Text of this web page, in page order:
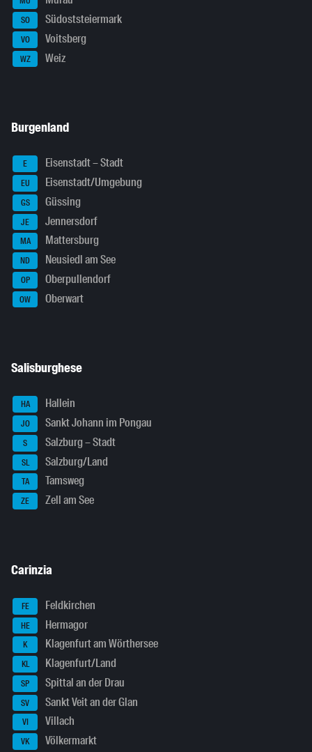
SO Südoststeiermark
VO Voitsberg
WZ Weiz
Burgenland
E Eisenstadt – Stadt
EU Eisenstadt/Umgebung
GS Güssing
JE Jennersdorf
MA Mattersburg
ND Neusiedl am See
OP Oberpullendorf
OW Oberwart
Salisburghese
HA Hallein
JO Sankt Johann im Pongau
S Salzburg – Stadt
SL Salzburg/Land
TA Tamsweg
ZE Zell am See
Carinzia
FE Feldkirchen
HE Hermagor
K Klagenfurt am Wörthersee
KL Klagenfurt/Land
SP Spittal an der Drau
SV Sankt Veit an der Glan
VI Villach
VK Völkermarkt